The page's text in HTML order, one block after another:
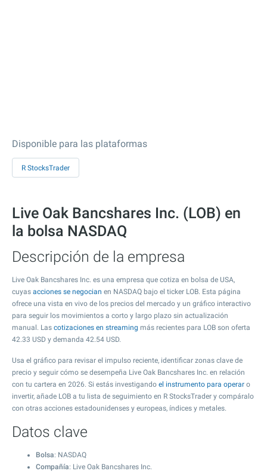
Disponible para las plataformas
R StocksTrader
Live Oak Bancshares Inc. (LOB) en
la bolsa NASDAQ
Descripción de la empresa
Live Oak Bancshares Inc. es una empresa que cotiza en bolsa de USA,
cuyas acciones se negocian en NASDAQ bajo el ticker LOB. Esta página
ofrece una vista en vivo de los precios del mercado y un gráfico interactivo
para seguir los movimientos a corto y largo plazo sin actualización
manual. Las cotizaciones en streaming más recientes para LOB son oferta
42.33 USD y demanda 42.54 USD.
Usa el gráfico para revisar el impulso reciente, identificar zonas clave de
precio y seguir cómo se desempeña Live Oak Bancshares Inc. en relación
con tu cartera en 2026. Si estás investigando el instrumento para operar o
invertir, añade LOB a tu lista de seguimiento en R StocksTrader y compáralo
con otras acciones estadounidenses y europeas, índices y metales.
Datos clave
Bolsa: NASDAQ
Compañía: Live Oak Bancshares Inc.